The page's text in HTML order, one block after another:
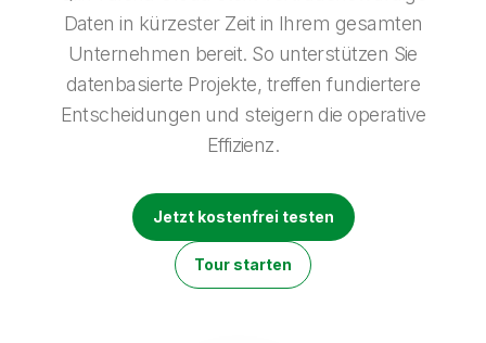
Produktdokumentation
Presse
Weltweite Niederlassungen
Qlik
Talend
Daten in kürzester Zeit in Ihrem gesamten
Unternehmen bereit. So unterstützen Sie
datenbasierte Projekte, treffen fundiertere
Entscheidungen und steigern die operative
Effizienz.
Jetzt kostenfrei testen
Tour starten